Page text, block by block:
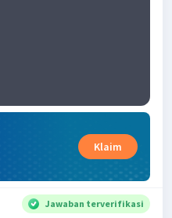
Klaim
Jawaban terverifikasi